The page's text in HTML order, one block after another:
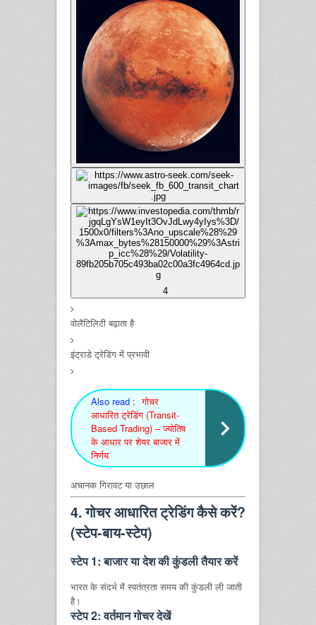
4
वोलैटिलिटी बढ़ाता है
इंट्राडे ट्रेडिंग में प्रभावी
Also read : गोचर
आधारित ट्रेडिंग (Transit-
Based Trading) – ज्योतिष
के आधार पर शेयर बाजार में
निर्णय
अचानक गिरावट या उछाल
4. गोचर आधारित ट्रेडिंग कैसे करें?
(स्टेप-बाय-स्टेप)
स्टेप 1: बाजार या देश की कुंडली तैयार करें
भारत के संदर्भ में स्वतंत्रता समय की कुंडली ली जाती
है।
स्टेप 2: वर्तमान गोचर देखें